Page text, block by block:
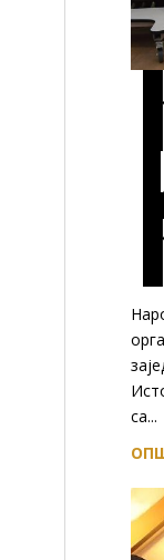
са...